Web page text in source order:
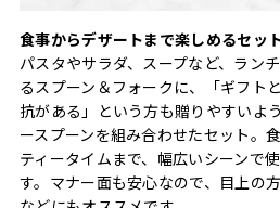
食事からデザートまで楽しめるセッ
パスタやサラダ、スープなど、ラン
るスプーン＆フォークに、「ギフト
抗がある」という方も贈りやすいよ
ースプーンを組み合わせたセット。
ティータイムまで、幅広いシーンで
す。マナー面も安心なので、目上の